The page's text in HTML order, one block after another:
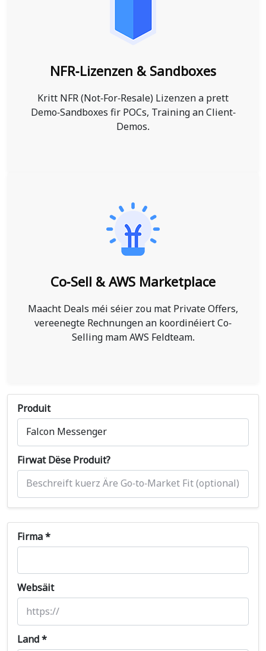
NFR-Lizenzen & Sandboxes
Kritt NFR (Not-For-Resale) Lizenzen a prett
Demo-Sandboxes fir POCs, Training an Client-
Demos.
Co-Sell & AWS Marketplace
Maacht Deals méi séier zou mat Private Offers,
vereenegte Rechnungen an koordinéiert Co-
Selling mam AWS Feldteam.
Produit
Firwat Dëse Produit?
Firma *
Websäit
Land *